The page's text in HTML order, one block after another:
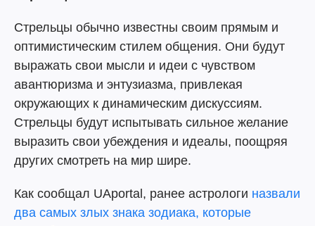
Стрельцы обычно известны своим прямым и
оптимистическим стилем общения. Они будут
выражать свои мысли и идеи с чувством
авантюризма и энтузиазма, привлекая
окружающих к динамическим дискуссиям.
Стрельцы будут испытывать сильное желание
выразить свои убеждения и идеалы, поощряя
других смотреть на мир шире.
Как сообщал UAportal, ранее астрологи назвали
два самых злых знака зодиака, которые